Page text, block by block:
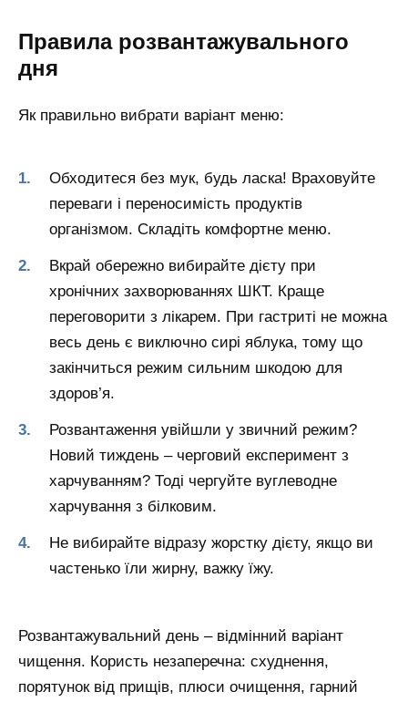
Правила розвантажувального
дня
Як правильно вибрати варіант меню:
Обходитеся без мук, будь ласка! Враховуйте
переваги і переносимість продуктів
організмом. Складіть комфортне меню.
Вкрай обережно вибирайте дієту при
хронічних захворюваннях ШКТ. Краще
переговорити з лікарем. При гастриті не можна
весь день є виключно сирі яблука, тому що
закінчиться режим сильним шкодою для
здоров’я.
Розвантаження увійшли у звичний режим?
Новий тиждень – черговий експеримент з
харчуванням? Тоді чергуйте вуглеводне
харчування з білковим.
Не вибирайте відразу жорстку дієту, якщо ви
частенько їли жирну, важку їжу.
Розвантажувальний день – відмінний варіант
чищення. Користь незаперечна: схуднення,
порятунок від прищів, плюси очищення, гарний